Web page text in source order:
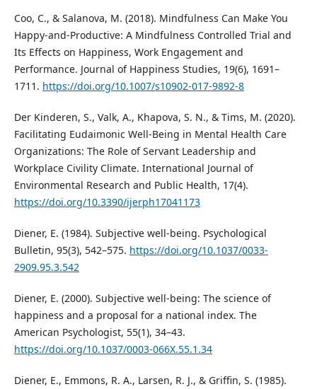
Coo, C., & Salanova, M. (2018). Mindfulness Can Make You
Happy-and-Productive: A Mindfulness Controlled Trial and
Its Effects on Happiness, Work Engagement and
Performance. Journal of Happiness Studies, 19(6), 1691–
1711. https://doi.org/10.1007/s10902-017-9892-8
Der Kinderen, S., Valk, A., Khapova, S. N., & Tims, M. (2020).
Facilitating Eudaimonic Well-Being in Mental Health Care
Organizations: The Role of Servant Leadership and
Workplace Civility Climate. International Journal of
Environmental Research and Public Health, 17(4).
https://doi.org/10.3390/ijerph17041173
Diener, E. (1984). Subjective well-being. Psychological
Bulletin, 95(3), 542–575. https://doi.org/10.1037/0033-
2909.95.3.542
Diener, E. (2000). Subjective well-being: The science of
happiness and a proposal for a national index. The
American Psychologist, 55(1), 34–43.
https://doi.org/10.1037/0003-066X.55.1.34
Diener, E., Emmons, R. A., Larsen, R. J., & Griffin, S. (1985).